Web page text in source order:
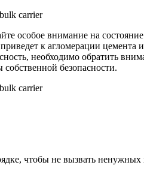
особое внимание на
к агломерации
необходимо обратить
безопасности.
чтобы не вызвать ненужных